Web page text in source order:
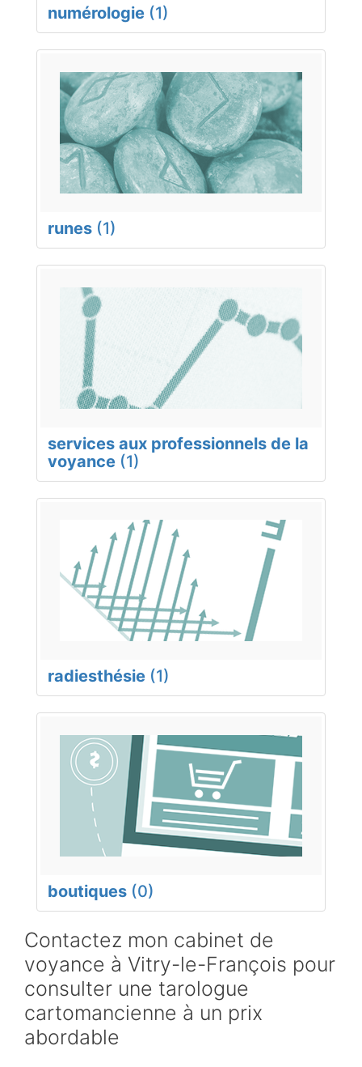
numérologie (1)
runes (1)
services aux professionnels de la
voyance (1)
radiesthésie (1)
boutiques (0)
Contactez mon cabinet de
voyance à Vitry-le-François pour
consulter une tarologue
cartomancienne à un prix
abordable